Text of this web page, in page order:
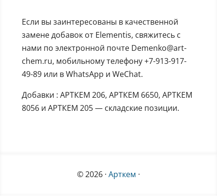
Если вы заинтересованы в качественной
замене добавок от Elementis, свяжитесь с
нами по электронной почте Demenko@art-
chem.ru, мобильному телефону +7-913-917-
49-89 или в WhatsApp и WeChat.
Добавки : АРТКЕМ 206, АРТКЕМ 6650, АРТКЕМ
8056 и АРТКЕМ 205 — складские позиции.
© 2026 · Арткем ·